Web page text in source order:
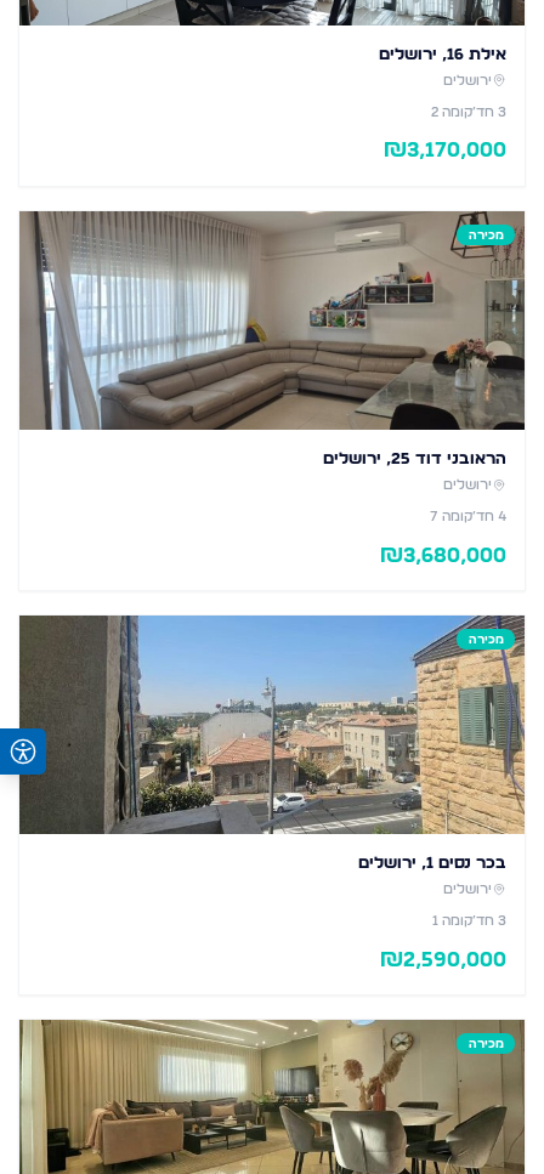
אילת 16, ירושלים
ירושלים
3 חד׳קומה 2
₪3,170,000
מכירה
הראובני דוד 25, ירושלים
ירושלים
4 חד׳קומה 7
₪3,680,000
מכירה
בכר נסים 1, ירושלים
ירושלים
3 חד׳קומה 1
₪2,590,000
מכירה